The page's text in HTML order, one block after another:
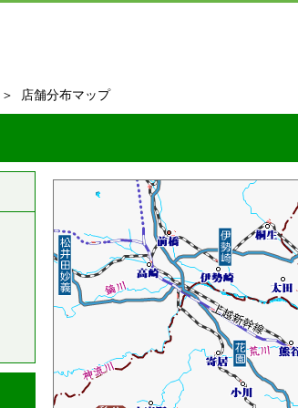
＞ 店舗分布マップ